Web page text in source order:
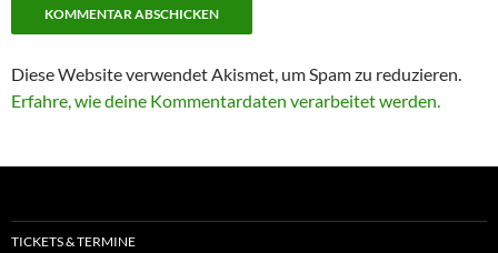
Diese Website verwendet Akismet, um Spam zu reduzieren.
Erfahre, wie deine Kommentardaten verarbeitet werden.
TICKETS & TERMINE